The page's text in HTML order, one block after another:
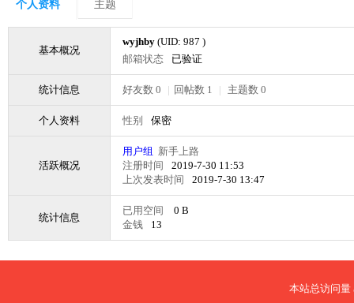
个人资料 主题
基本概况
wyjhby (UID: 987 )
邮箱状态
已验证
统计信息 好友数 0 | 回帖数 1 | 主题数 0
个人资料 性别 保密
活跃概况
用户组 新手上路
注册时间
2019-7-30 11:53
上次发表时间
2019-7-30 13:47
统计信息
已用空间
0 B
金钱
13
本站总访问量